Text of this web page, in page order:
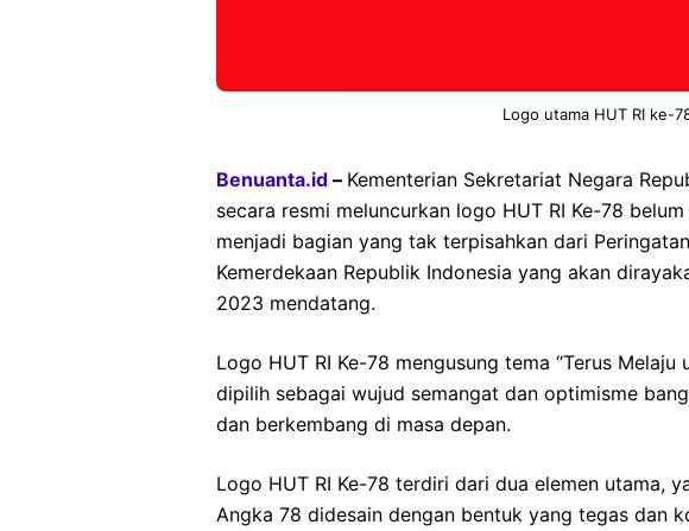
Logo utama HUT RI ke-
Benuanta.id – Kementerian Sekretariat Negara
secara resmi meluncurkan logo HUT RI Ke-78
menjadi bagian yang tak terpisahkan dari
Kemerdekaan Republik Indonesia yang akan
2023 mendatang.
Logo HUT RI Ke-78 mengusung tema “Terus Melaju
dipilih sebagai wujud semangat dan optimisme
dan berkembang di masa depan.
Logo HUT RI Ke-78 terdiri dari dua elemen utama,
Angka 78 didesain dengan bentuk yang tegas dan